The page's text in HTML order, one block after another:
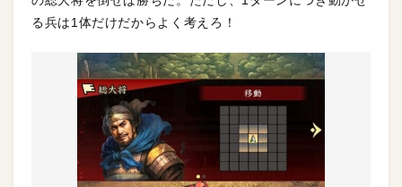
る兵は1体だけだからよく考えろ！